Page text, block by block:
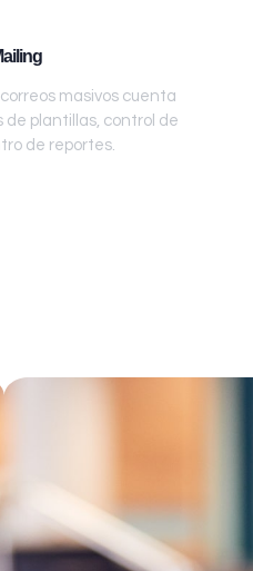
masivos cuenta
plantillas, control de
de reportes.